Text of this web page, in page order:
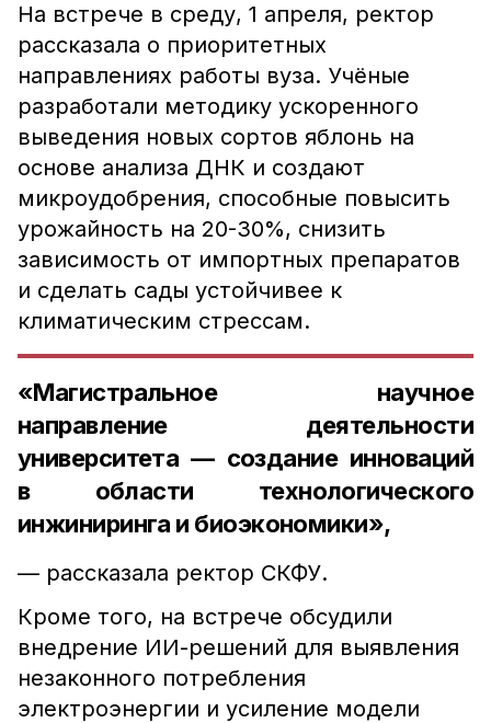
На встрече в среду, 1 апреля, ректор
рассказала о приоритетных
направлениях работы вуза. Учёные
разработали методику ускоренного
выведения новых сортов яблонь на
основе анализа ДНК и создают
микроудобрения, способные повысить
урожайность на 20-30%, снизить
зависимость от импортных препаратов
и сделать сады устойчивее к
климатическим стрессам.
«Магистральное научное
направление деятельности
университета — создание инноваций
в области технологического
инжиниринга и биоэкономики»,
— рассказала ректор СКФУ.
Кроме того, на встрече обсудили
внедрение ИИ-решений для выявления
незаконного потребления
электроэнергии и усиление модели